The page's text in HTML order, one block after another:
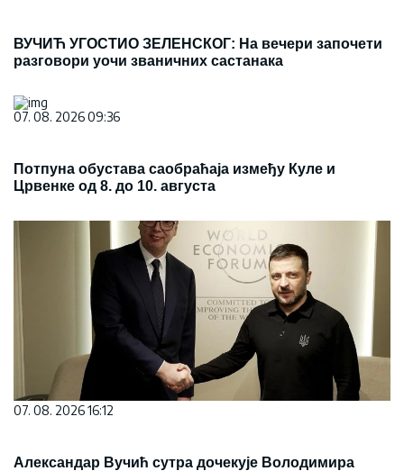
ВУЧИЋ УГОСТИО ЗЕЛЕНСКОГ: На вечери започети
разговори уочи званичних састанака
07. 08. 2026 09:36
Потпуна обустава саобраћаја између Куле и
Црвенке од 8. до 10. августа
07. 08. 2026 16:12
Александар Вучић сутра дочекује Володимира